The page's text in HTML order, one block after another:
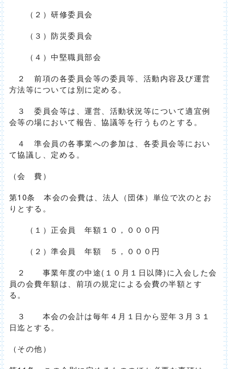
（２）研修委員会
（３）防災委員会
（４）中堅職員部会
２ 前項の各委員会等の委員等、活動内容及び運営
方法等については別に定める。
３ 委員会等は、運営、活動状況等について適宜例
会等の場において報告、協議等を行うものとする。
４ 準会員の各事業への参加は、各委員会等におい
て協議し、定める。
（会 費）
第10条 本会の会費は、法人（団体）単位で次のとお
りとする。
（１）正会員 年額１０，０００円
（２）準会員 年額 ５，０００円
２ 事業年度の中途(１０月１日以降)に入会した会
員の会費年額は、前項の規定による会費の半額とす
る。
３ 本会の会計は毎年４月１日から翌年３月３１
日迄とする。
（その他）